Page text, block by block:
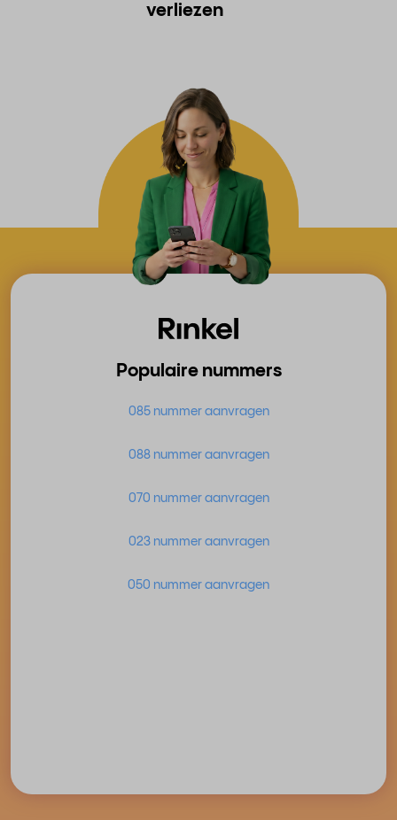
verliezen
Populaire nummers
085 nummer aanvragen
088 nummer aanvragen
070 nummer aanvragen
023 nummer aanvragen
050 nummer aanvragen